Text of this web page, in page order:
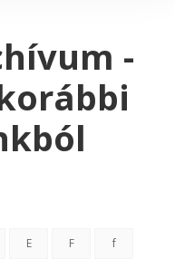
-
E F f